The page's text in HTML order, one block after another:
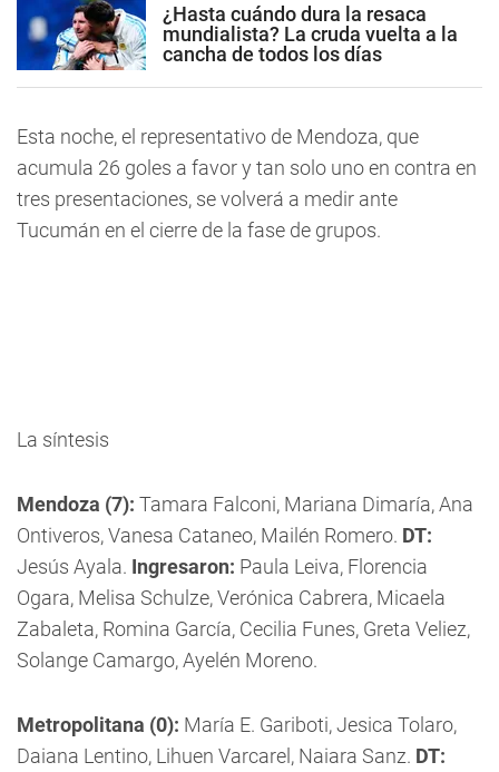
¿Hasta cuándo dura la resaca
mundialista? La cruda vuelta a la
cancha de todos los días
Esta noche, el representativo de Mendoza, que
acumula 26 goles a favor y tan solo uno en contra en
tres presentaciones, se volverá a medir ante
Tucumán en el cierre de la fase de grupos.
La síntesis
Mendoza (7): Tamara Falconi, Mariana Dimaría, Ana
Ontiveros, Vanesa Cataneo, Mailén Romero. DT:
Jesús Ayala. Ingresaron: Paula Leiva, Florencia
Ogara, Melisa Schulze, Verónica Cabrera, Micaela
Zabaleta, Romina García, Cecilia Funes, Greta Veliez,
Solange Camargo, Ayelén Moreno.
Metropolitana (0): María E. Gariboti, Jesica Tolaro,
Daiana Lentino, Lihuen Varcarel, Naiara Sanz. DT: